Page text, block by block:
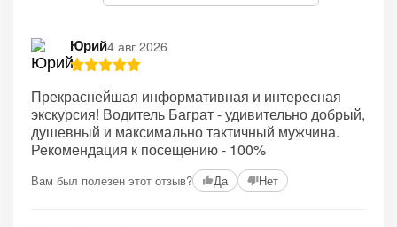
Юрий4 авг 2026
Прекраснейшая информативная и интересная
экскурсия! Водитель Баграт - удивительно добрый,
душевный и максимально тактичный мужчина.
Рекомендация к посещению - 100%
Вам был полезен этот отзыв? Да Нет